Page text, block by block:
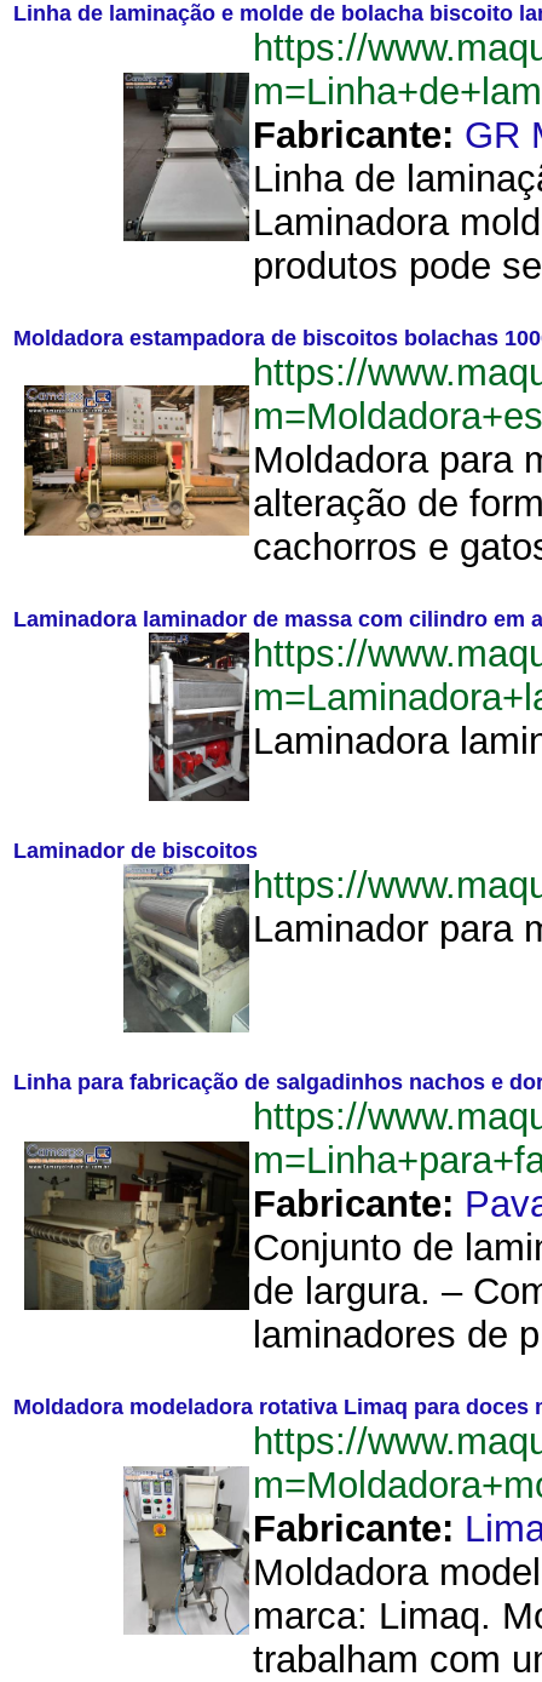
Linha de laminação e molde de bolacha biscoito
https://
Fabricante: GR
Linha de
Laminadora
produtos pode
Moldadora estampadora de biscoitos bolachas
https://
Moldadora para
alteração de
cachorros e
Laminadora laminador de massa com cilindro em
https://
Laminadora
Laminador de biscoitos
https://
Laminador para
Linha para fabricação de salgadinhos nachos e
https://
Fabricante:
Conjunto de
de largura. –
laminadores de
Moldadora modeladora rotativa Limaq para
https://
Fabricante:
Moldadora
marca: Limaq.
trabalham com